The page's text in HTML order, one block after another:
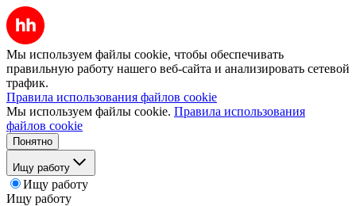
Мы используем файлы cookie, чтобы обеспечивать
правильную работу нашего веб-сайта и анализировать сетевой
трафик.
Правила использования файлов cookie
Мы используем файлы cookie. Правила использования
файлов cookie
Понятно
Ищу работу
Ищу работу
Ищу работу